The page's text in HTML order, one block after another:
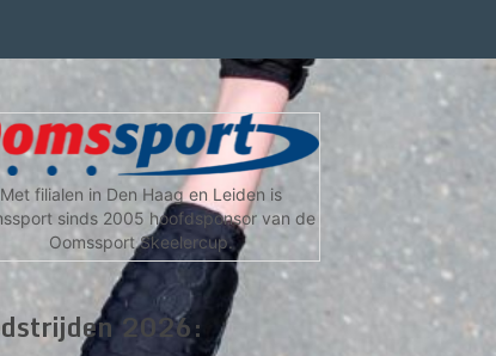
Met filialen in Den Haag en Leiden is
sinds 2005 hoofdsponsor van de
Oomssport Skeelercup.
2026: